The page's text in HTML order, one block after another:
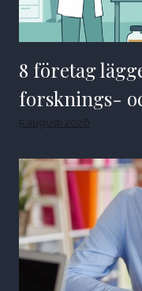
8 företag
forsknings-
5 augusti 2026